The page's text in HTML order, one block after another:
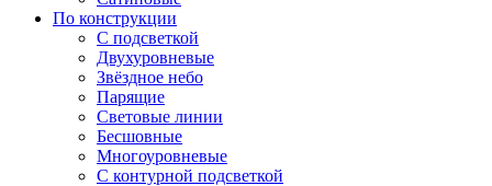
По конструкции
С подсветкой
Двухуровневые
Звёздное небо
Парящие
Световые линии
Бесшовные
Многоуровневые
С контурной подсветкой